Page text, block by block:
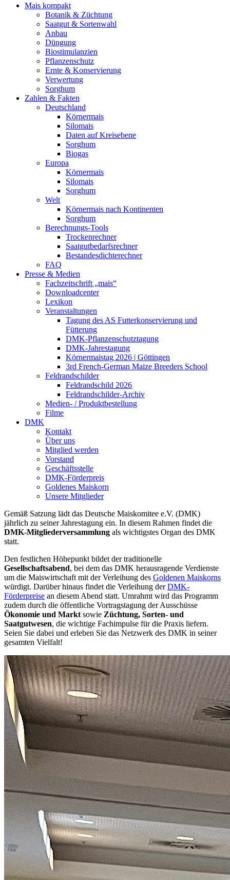
Mais kompakt
Botanik & Züchtung
Saatgut & Sortenwahl
Anbau
Düngung
Biostimulanzien
Pflanzenschutz
Ernte & Konservierung
Verwertung
Sorghum
Zahlen & Fakten
Deutschland
Körnermais
Silomais
Daten auf Kreisebene
Sorghum
Biogas
Europa
Körnermais
Silomais
Sorghum
Welt
Körnermais nach Kontinenten
Sorghum
Berechnungs-Tools
Trockenrechner
Saatgutbedarfsrechner
Bestandesdichterechner
FAQ
Presse & Medien
Fachzeitschrift „mais“
Downloadcenter
Lexikon
Veranstaltungen
Tagung des AS Futterkonservierung und
Fütterung
DMK-Pflanzenschutztagung
DMK-Jahrestagung
Körnermaistag 2026 | Göttingen
3rd French-German Maize Breeders School
Feldrandschilder
Feldrandschild 2026
Feldrandschilder-Archiv
Medien- / Produktbestellung
Filme
DMK
Kontakt
Über uns
Mitglied werden
Vorstand
Geschäftsstelle
DMK-Förderpreis
Goldenes Maiskorn
Unsere Mitglieder
Gemäß Satzung lädt das Deutsche Maiskomitee e.V. (DMK)
jährlich zu seiner Jahrestagung ein. In diesem Rahmen findet die
DMK-Mitgliederversammlung als wichtigstes Organ des DMK
statt.
Den festlichen Höhepunkt bildet der traditionelle
Gesellschaftsabend, bei dem das DMK herausragende Verdienste
um die Maiswirtschaft mit der Verleihung des Goldenen Maiskorns
würdigt. Darüber hinaus findet die Verleihung derDMK-
Förderpreise an diesem Abend statt. Umrahmt wird das Programm
zudem durch die öffentliche Vortragstagung der Ausschüsse
Ökonomie und Markt sowie Züchtung, Sorten- und
Saatgutwesen, die wichtige Fachimpulse für die Praxis liefern.
Seien Sie dabei und erleben Sie das Netzwerk des DMK in seiner
gesamten Vielfalt!